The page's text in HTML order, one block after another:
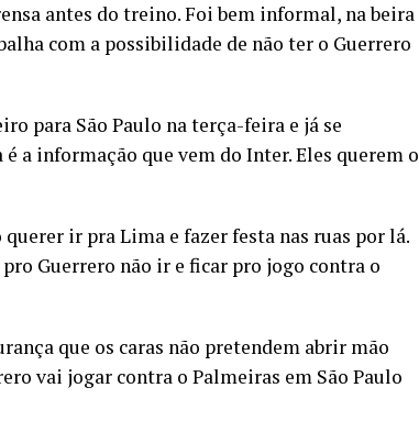
antes do treino. Foi bem informal, na beira
com a possibilidade de não ter o Guerrero
para São Paulo na terça-feira e já se
a informação que vem do Inter. Eles querem o
ir pra Lima e fazer festa nas ruas por lá.
Guerrero não ir e ficar pro jogo contra o
que os caras não pretendem abrir mão
vai jogar contra o Palmeiras em São Paulo